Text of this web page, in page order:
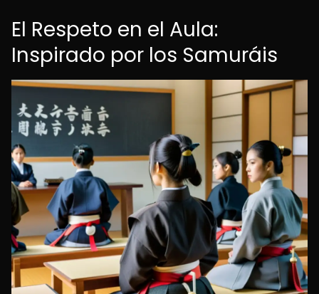
El Respeto en el Aula:
Inspirado por los Samuráis